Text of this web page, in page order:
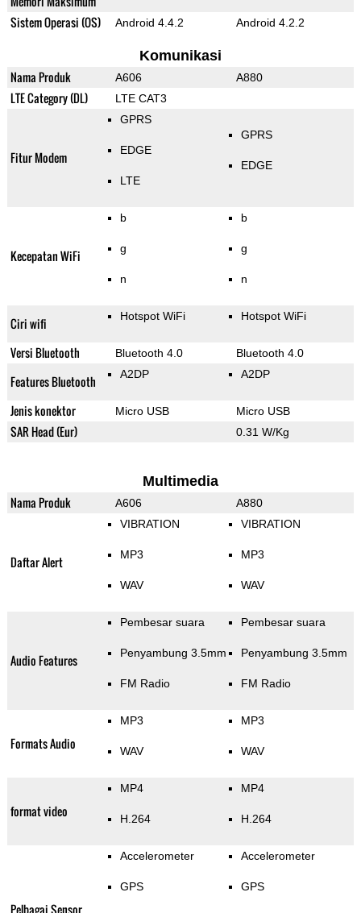
Sistem Operasi (OS) Android 4.4.2 Android 4.2.2
Komunikasi
Nama Produk A606 A880
LTE Category (DL) LTE CAT3
Fitur Modem
GPRS
EDGE
LTE
GPRS
EDGE
Kecepatan WiFi
b
g
n
b
g
n
Ciri wifi Hotspot WiFi Hotspot WiFi
Versi Bluetooth Bluetooth 4.0 Bluetooth 4.0
Features Bluetooth A2DP A2DP
Jenis konektor Micro USB Micro USB
SAR Head (Eur) 0.31 W/Kg
Multimedia
Nama Produk A606 A880
Daftar Alert
VIBRATION
MP3
WAV
VIBRATION
MP3
WAV
Audio Features
Pembesar suara
Penyambung 3.5mm
FM Radio
Pembesar suara
Penyambung 3.5mm
FM Radio
Formats Audio
MP3
WAV
MP3
WAV
format video
MP4
H.264
MP4
H.264
Pelbagai Sensor
Accelerometer
GPS
Accelerometer
GPS